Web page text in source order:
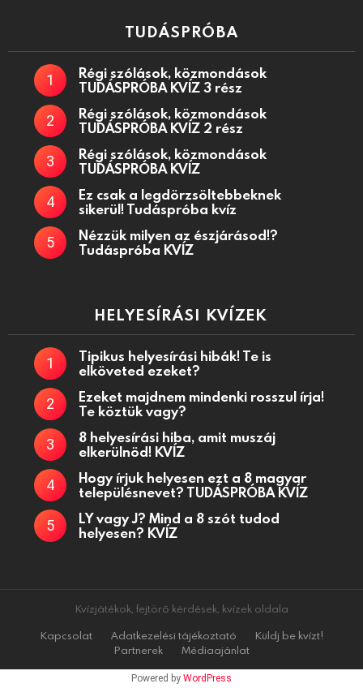
TUDÁSPRÓBA
Régi szólások, közmondások
TUDÁSPRÓBA KVÍZ 3 rész
Régi szólások, közmondások
TUDÁSPRÓBA KVÍZ 2 rész
Régi szólások, közmondások
TUDÁSPRÓBA KVÍZ
Ez csak a legdörzsöltebbeknek
sikerül! Tudáspróba kvíz
Nézzük milyen az észjárásod!?
Tudáspróba KVÍZ
HELYESÍRÁSI KVÍZEK
Tipikus helyesírási hibák! Te is
elköveted ezeket?
Ezeket majdnem mindenki rosszul írja!
Te köztük vagy?
8 helyesírási hiba, amit muszáj
elkerülnöd! KVÍZ
Hogy írjuk helyesen ezt a 8 magyar
településnevet? TUDÁSPRÓBA KVÍZ
LY vagy J? Mind a 8 szót tudod
helyesen? KVÍZ
Kvízjátékok, fejtörő kérdések, kvízek oldala
Kapcsolat
Adatkezelési tájékoztató
Küldj be kvízt!
Partnerek
Médiaajánlat
Powered by WordPress